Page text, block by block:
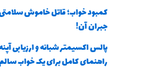
کمبود خواب؛ قاتل خاموش
جبران آن!
پالس اکسیمتر شبانه و ارزیابی
راهنمای کامل برای یک خواب